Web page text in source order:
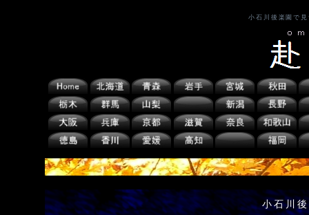
小石川後楽園で
小石川